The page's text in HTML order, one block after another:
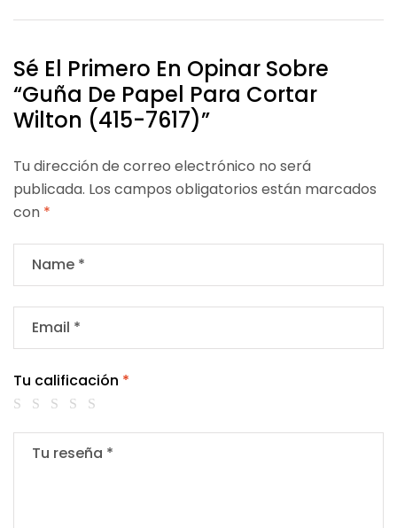
Sé El Primero En Opinar Sobre
“Guña De Papel Para Cortar
Wilton (415-7617)”
Tu dirección de correo electrónico no será
publicada. Los campos obligatorios están marcados
con *
Tu calificación *